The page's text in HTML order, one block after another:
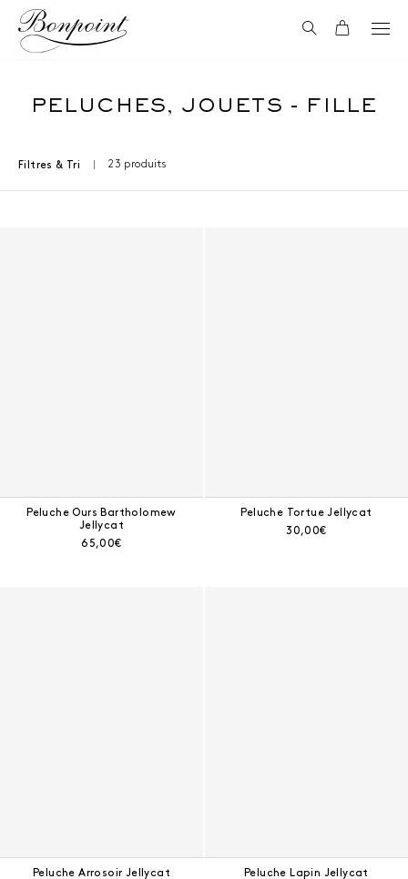
Aller directement au contenu
Recherche
Panier
PELUCHES, JOUETS - FILLE
Filtres & Tri 23 produits
Peluche Ours Bartholomew
Jellycat
Prix courant :
65,00€
Peluche Tortue Jellycat
Prix courant :
30,00€
Peluche Arrosoir Jellycat
Peluche Lapin Jellycat